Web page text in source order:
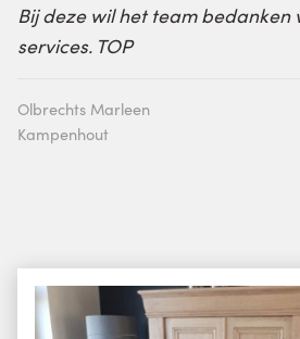
Bij deze wil het team bedanken
services. TOP
Olbrechts Marleen
Kampenhout